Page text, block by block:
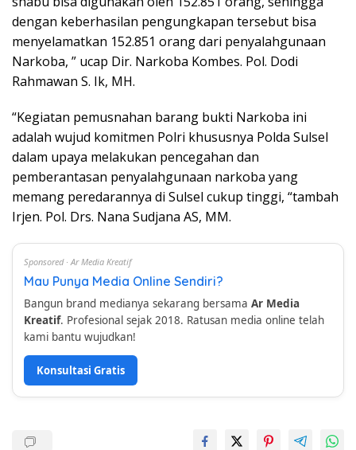
dengan keberhasilan pengungkapan tersebut bisa
menyelamatkan 152.851 orang dari penyalahgunaan
Narkoba, ” ucap Dir. Narkoba Kombes. Pol. Dodi
Rahmawan S. Ik, MH.
“Kegiatan pemusnahan barang bukti Narkoba ini
adalah wujud komitmen Polri khususnya Polda Sulsel
dalam upaya melakukan pencegahan dan
pemberantasan penyalahgunaan narkoba yang
memang peredarannya di Sulsel cukup tinggi, “tambah
Irjen. Pol. Drs. Nana Sudjana AS, MM.
Sponsored · Ar Media Kreatif
Mau Punya Media Online Sendiri?
Bangun brand medianya sekarang bersama Ar Media
Kreatif. Profesional sejak 2018. Ratusan media online telah
kami bantu wujudkan!
Konsultasi Gratis